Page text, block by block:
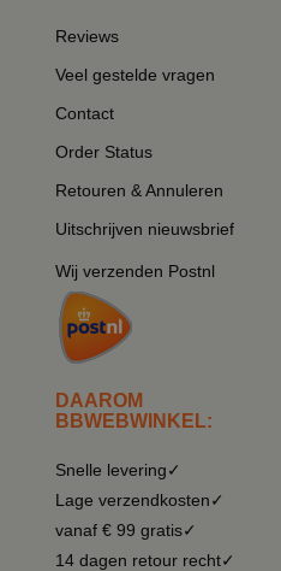
Reviews
Veel gestelde vragen
Contact
Order Status
Retouren & Annuleren
Uitschrijven nieuwsbrief
Wij verzenden Postnl
DAAROM
BBWEBWINKEL:
Snelle levering✓
Lage verzendkosten✓
vanaf € 99 gratis✓
14 dagen retour recht✓